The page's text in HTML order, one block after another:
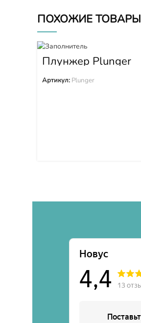
ПОХОЖИЕ ТОВАРЫ
Плунжер Plunger
Артикул: Plunger